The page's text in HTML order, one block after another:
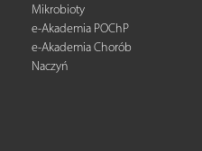
Mikrobioty
e-Akademia POChP
e-Akademia Chorób
Naczyń